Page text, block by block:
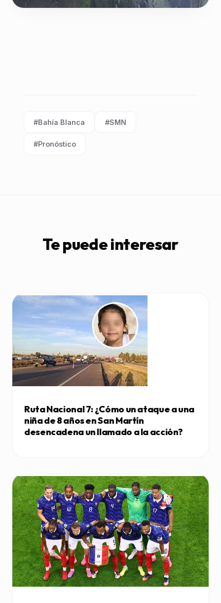
Etiqueta:
#Bahía Blanca
Etiqueta:
#SMN
Etiqueta:
#Pronóstico
Te puede interesar
Ruta Nacional 7: ¿Cómo un ataque a una
niña de 8 años en San Martín
desencadena un llamado a la acción?